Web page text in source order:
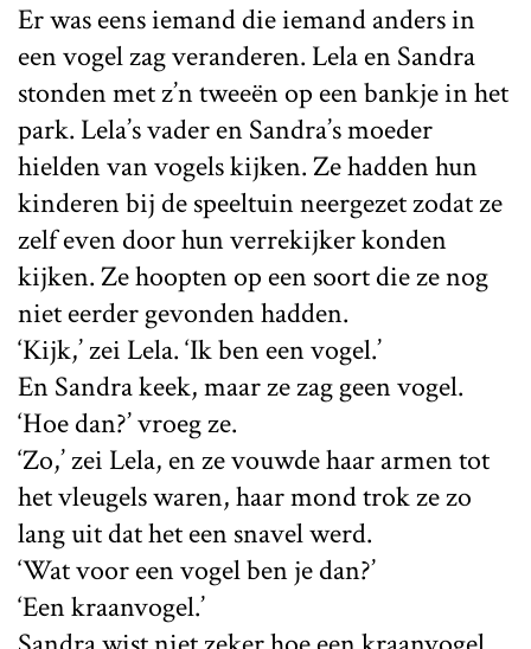
Er was eens iemand die iemand anders in
een vogel zag veranderen. Lela en Sandra
stonden met z’n tweeën op een bankje in het
park. Lela’s vader en Sandra’s moeder
hielden van vogels kijken. Ze hadden hun
kinderen bij de speeltuin neergezet zodat ze
zelf even door hun verrekijker konden
kijken. Ze hoopten op een soort die ze nog
niet eerder gevonden hadden.
‘Kijk,’ zei Lela. ‘Ik ben een vogel.’
En Sandra keek, maar ze zag geen vogel.
‘Hoe dan?’ vroeg ze.
‘Zo,’ zei Lela, en ze vouwde haar armen tot
het vleugels waren, haar mond trok ze zo
lang uit dat het een snavel werd.
‘Wat voor een vogel ben je dan?’
‘Een kraanvogel.’